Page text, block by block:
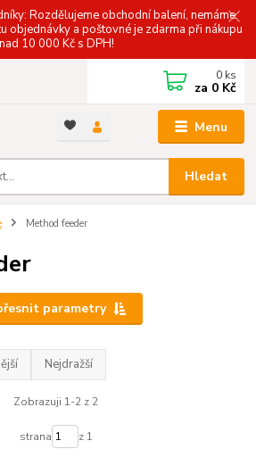
Rozdělujeme obchodní balení, nemáme
objednávky a poštovné je zdarma při nákupu
nad 10 000 Kč s DPH!
Menu
Hledat
0 ks
za 0 Kč
Method feeder
parametry
Nejdražší
Zobrazuji 1-2 z 2
strana z 1